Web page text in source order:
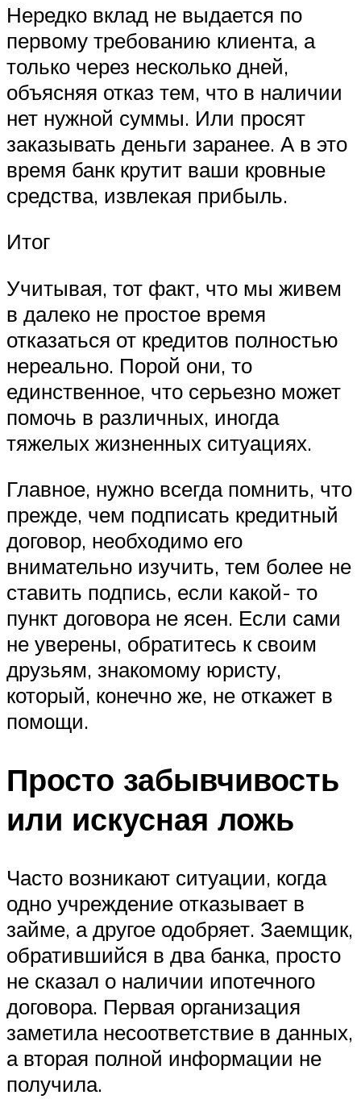
Нередко вклад не выдается по
первому требованию клиента, а
только через несколько дней,
объясняя отказ тем, что в наличии
нет нужной суммы. Или просят
заказывать деньги заранее. А в это
время банк крутит ваши кровные
средства, извлекая прибыль.
Итог
Учитывая, тот факт, что мы живем
в далеко не простое время
отказаться от кредитов полностью
нереально. Порой они, то
единственное, что серьезно может
помочь в различных, иногда
тяжелых жизненных ситуациях.
Главное, нужно всегда помнить, что
прежде, чем подписать кредитный
договор, необходимо его
внимательно изучить, тем более не
ставить подпись, если какой- то
пункт договора не ясен. Если сами
не уверены, обратитесь к своим
друзьям, знакомому юристу,
который, конечно же, не откажет в
помощи.
Просто забывчивость
или искусная ложь
Часто возникают ситуации, когда
одно учреждение отказывает в
займе, а другое одобряет. Заемщик,
обратившийся в два банка, просто
не сказал о наличии ипотечного
договора. Первая организация
заметила несоответствие в данных,
а вторая полной информации не
получила.